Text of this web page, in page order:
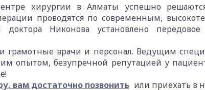
хирургии в Алматы успешно
проводятся по современным,
Никонова установлено
врачи и персонал. Ведущим
опытом, безупречной репутацией у
вам достаточно позвонить или приехать в